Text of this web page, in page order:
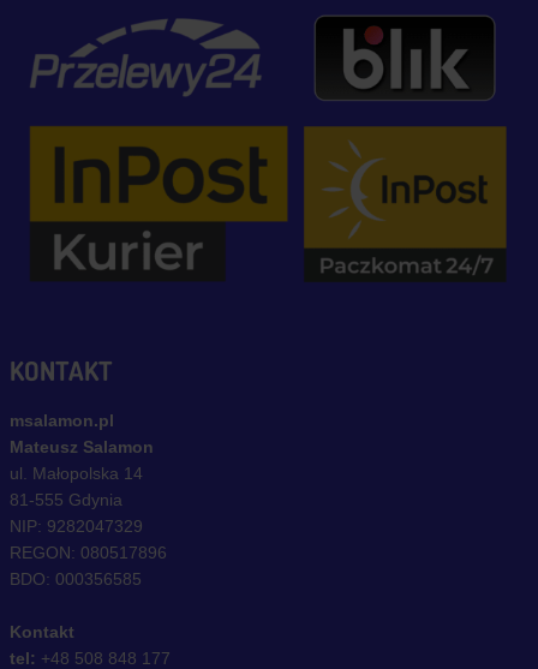
KONTAKT
msalamon.pl
Mateusz Salamon
ul. Małopolska 14
81-555 Gdynia
NIP: 9282047329
REGON: 080517896
BDO: 000356585
Kontakt
tel: +48 508 848 177